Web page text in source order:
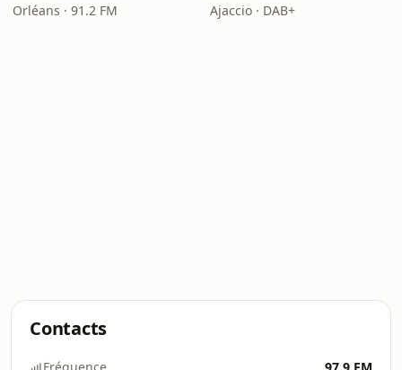
Orléans · 91.2 FM Ajaccio · DAB+
Contacts